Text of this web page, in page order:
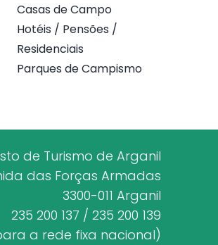
Casas de Campo
Hotéis / Pensões /
Residenciais
Parques de Campismo
de Turismo de Arganil
das Forças Armadas
3300-011 Arganil
235 200 137 / 235 200 139
a rede fixa nacional)